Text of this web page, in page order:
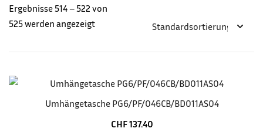
Ergebnisse 514 – 522 von
525 werden angezeigt
Umhängetasche PG6/PF/046CB/BD011AS04
CHF137.40